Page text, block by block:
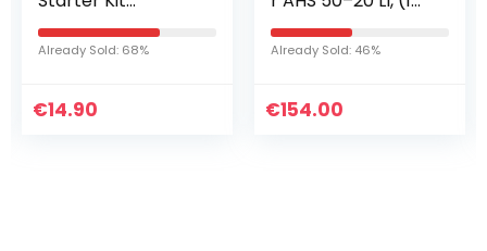
Accu, 18V,
Slaglengte: 20 mm,
in Doos)
Already Sold: 46%
€154.00
Natural
Phragmites
Communis
Bunch Color
Already Sold: 44%
€31.99